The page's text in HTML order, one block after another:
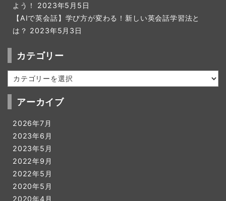
よう！
2023年5月5日
【AIで英会話】学び方が変わる！新しい英会話学習法と
は？ 2023年5月3日
カテゴリー
テ
ゴ
アーカイブ
2026年7月
2023年6月
2023年5月
2022年9月
2022年5月
2020年5月
2020年4月